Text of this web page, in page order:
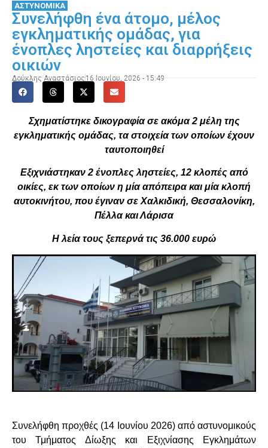
ΑΣΤΥΝΟΜΙΚΑ
Συνελήφθη ένα άτομο, μέλος
εγκληματικής ομάδας, για
ένοπλες ληστείες και διαρρήξεις
οικιών
Δούκλης Αναστάσιος 16 Ιουνίου, 2026 - 15:49
Σχηματίστηκε δικογραφία σε ακόμα 2 μέλη της
εγκληματικής ομάδας, τα στοιχεία των οποίων έχουν
ταυτοποιηθεί
Εξιχνιάστηκαν 2 ένοπλες ληστείες, 12 κλοπές από
οικίες, εκ των οποίων η μία απόπειρα και μία κλοπή
αυτοκινήτου, που έγιναν σε Χαλκιδική, Θεσσαλονίκη,
Πέλλα και Λάρισα
Η λεία τους ξεπερνά τις 36.000 ευρώ
Συνελήφθη προχθές (14 Ιουνίου 2026) από αστυνομικούς
του Τμήματος Δίωξης και Εξιχνίασης Εγκλημάτων